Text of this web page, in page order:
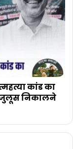
कांड का
जुलूस निकालने